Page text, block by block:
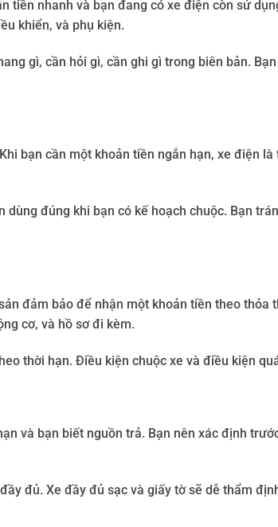
tiền nhanh và bạn đang có xe điện còn sử
khiển, và phụ kiện.
gì, cần hỏi gì, cần ghi gì trong biên bản.
bạn cần một khoản tiền ngắn hạn, xe điện
đúng khi bạn có kế hoạch chuộc. Bạn
đảm bảo để nhận một khoản tiền theo thỏa
cơ, và hồ sơ đi kèm.
thời hạn. Điều kiện chuộc xe và điều kiện
và bạn biết nguồn trả. Bạn nên xác định
đủ. Xe đầy đủ sạc và giấy tờ sẽ dễ thẩm